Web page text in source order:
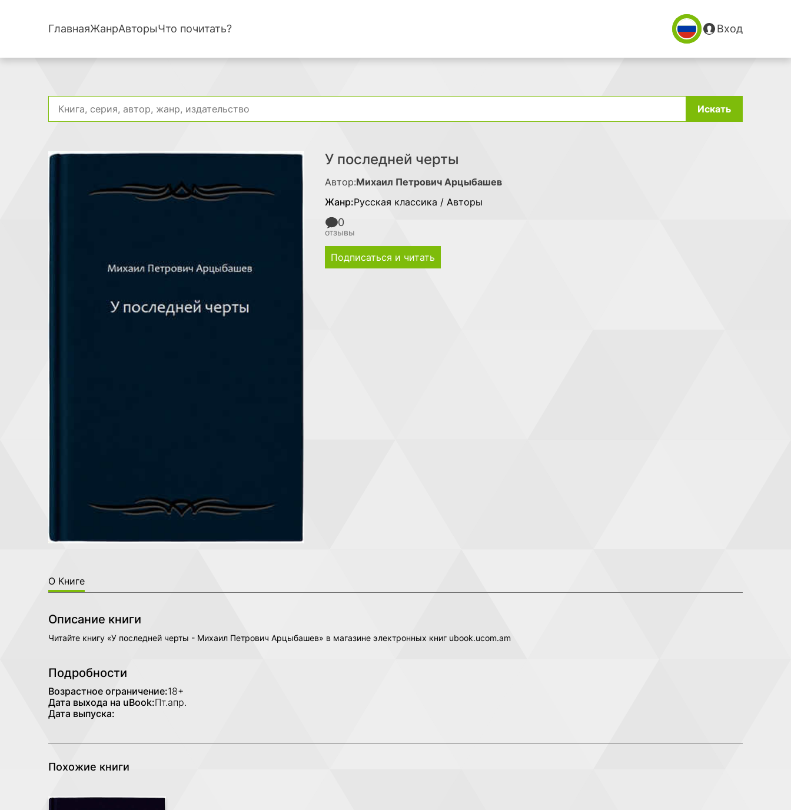
ГлавнаяЖанрАвторыЧто почитать? Вход
Искать
У последней черты
Автор:Михаил Петрович Арцыбашев
Жанр:Русская классика / Авторы
0
отзывы
Подписаться и читать
О Книге
Описание книги
Читайте книгу «У последней черты - Михаил Петрович Арцыбашев» в магазине электронных книг ubook.ucom.am
Подробности
Возрастное ограничение:18+
Дата выхода на uBook:Пт.апр.
Дата выпуска:
Похожие книги